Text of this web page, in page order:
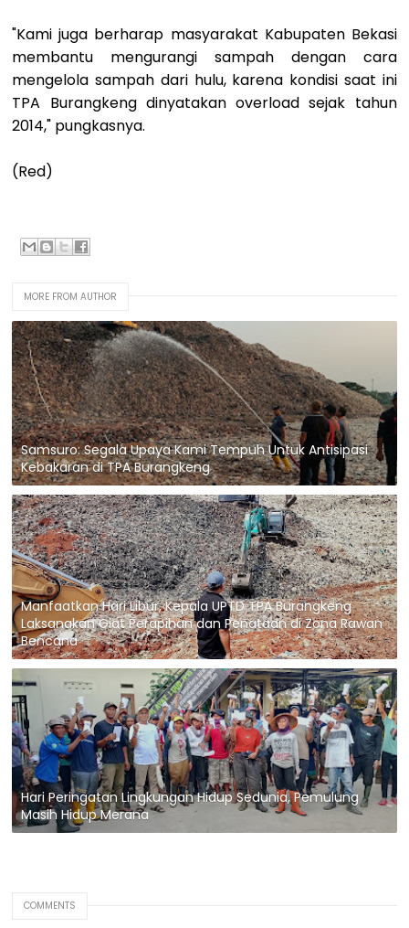
"Kami juga berharap masyarakat Kabupaten Bekasi
membantu mengurangi sampah dengan cara
mengelola sampah dari hulu, karena kondisi saat ini
TPA Burangkeng dinyatakan overload sejak tahun
2014," pungkasnya.
(Red)
MORE FROM AUTHOR
Samsuro: Segala Upaya Kami Tempuh Untuk Antisipasi
Kebakaran di TPA Burangkeng
Manfaatkan Hari Libur, Kepala UPTD TPA Burangkeng
Laksanakan Giat Perapihan dan Penataan di Zona Rawan
Bencana
Hari Peringatan Lingkungan Hidup Sedunia, Pemulung
Masih Hidup Merana
COMMENTS